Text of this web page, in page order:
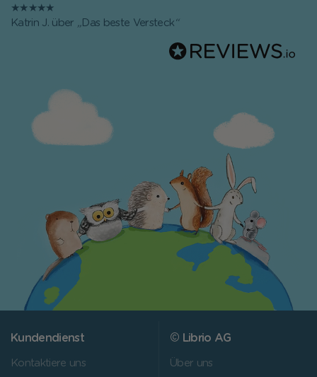
★★★★★
Katrin J. über
Das beste Versteck “
Kundendienst
Kontaktiere uns
© Librio AG
Über uns